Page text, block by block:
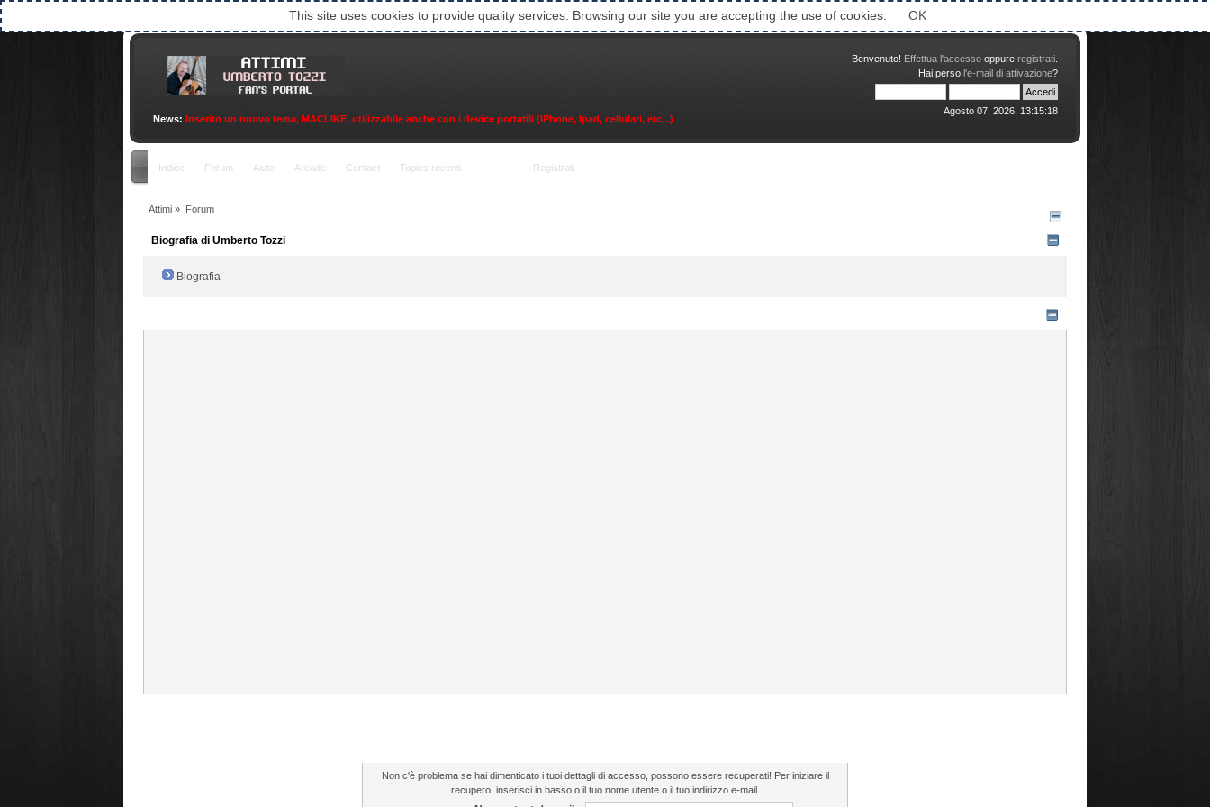
Benvenuto! Effettua l'accesso oppure registrati
Hai perso l'e-mail di attivazione?
Agosto 07, 2026, 13:15:18
News: Inserito un nuovo tema, MACLIKE, utilizzabile anche con i device portatili (IPhone, Ipad, cellulari, etc...)
Indice Forum Aiuto Arcade Contact Topics recenti Registrati
Attimi » Forum
Biografia di Umberto Tozzi
Biografia
Non c'è problema se hai dimenticato i tuoi dettagli di accesso, possono essere recuperati! Per iniziare il
recupero, inserisci in basso o il tuo nome utente o il tuo indirizzo e-mail.
This site uses cookies to provide quality services. Browsing our site you are accepting the use of cookies. OK